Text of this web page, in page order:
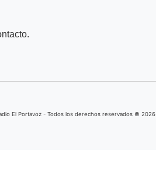
El Portavoz - Todos los derechos reservados © 2026